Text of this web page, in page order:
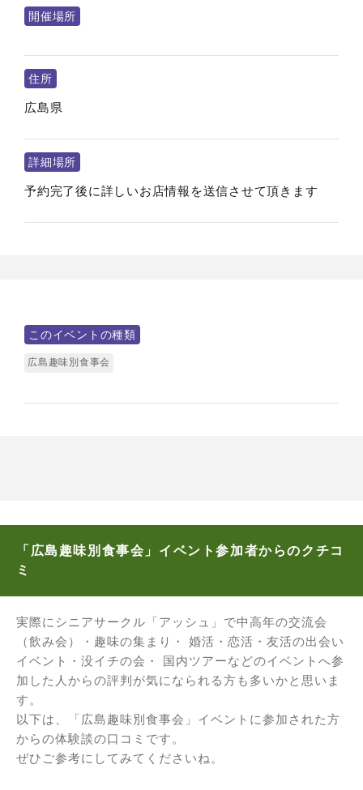
開催場所
住所
広島県
詳細場所
予約完了後に詳しいお店情報を送信させて頂きます
このイベントの種類
広島趣味別食事会
「広島趣味別食事会」イベント参加者からのクチコ
ミ
実際にシニアサークル「アッシュ」で中高年の交流会
（飲み会）・趣味の集まり・ 婚活・恋活・友活の出会い
イベント・没イチの会・ 国内ツアーなどのイベントへ参
加した人からの評判が気になられる方も多いかと思いま
す。
以下は、「広島趣味別食事会」イベントに参加された方
からの体験談の口コミです。
ぜひご参考にしてみてくださいね。